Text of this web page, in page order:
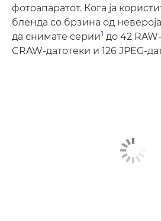
фотоапаратот. Кога ја
бленда со брзина од
да снимате серии1 до 42
CRAW-датотеки и 126 JPEG-